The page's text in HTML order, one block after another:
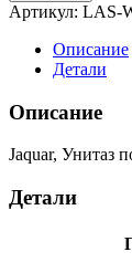
Артикул: LAS-
Описание
Детали
Описание
Jaquar, Унитаз
Детали